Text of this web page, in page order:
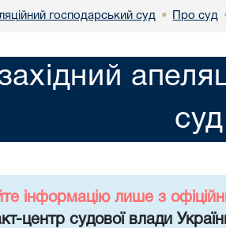
господарський суд • Про суд
суд
інформацію лише з
центр судової влади